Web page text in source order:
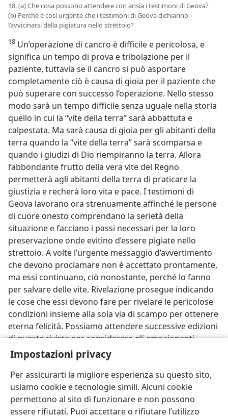
Impostazioni privacy
Per assicurarti la migliore esperienza su questo sito,
usiamo cookie e tecnologie simili. Alcuni cookie
permettono al sito di funzionare e non possono
essere rifiutati. Puoi accettare o rifiutare l’utilizzo
18. (a) Che cosa possono attendere con ansia i testimoni di Geova?
(b) Perché è così urgente che i testimoni di Geova dichiarino
l’avvicinarsi della pigiatura nello strettoio?
18 Un’operazione di cancro è difficile e pericolosa, e
significa un tempo di prova e tribolazione per il
paziente, tuttavia se il cancro si può asportare
completamente ciò è causa di gioia per il paziente che
può superare con successo l’operazione. Nello stesso
modo sarà un tempo difficile senza uguale nella storia
quello in cui la “vite della terra” sarà abbattuta e
calpestata. Ma sarà causa di gioia per gli abitanti della
terra quando la “vite della terra” sarà scomparsa e
quando i giudizi di Dio riempiranno la terra. Allora
l’abbondante frutto della vera vite del Regno
permetterà agli abitanti della terra di praticare la
giustizia e recherà loro vita e pace. I testimoni di
Geova lavorano ora strenuamente affinché le persone
di cuore onesto comprendano la serietà della
situazione e facciano i passi necessari per la loro
preservazione onde evitino d’essere pigiate nello
strettoio. A volte l’urgente messaggio d’avvertimento
che devono proclamare non è accettato prontamente,
ma essi continuano, ciò nonostante, perché lo fanno
per salvare delle vite. Rivelazione prosegue indicando
le cose che essi devono fare per rivelare le pericolose
condizioni insieme alla sola via di scampo per ottenere
eterna felicità. Possiamo attendere successive edizioni
di questa rivista per considerare gli emozionanti
capitoli quindicesimo e sedicesimo di Rivelazione.
Italiano Condividi Impostazioni